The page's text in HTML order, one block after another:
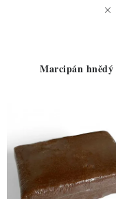
ů
Marcipán hnědý